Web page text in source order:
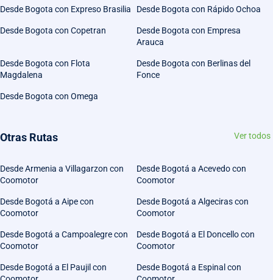
Desde Bogota con Expreso Brasilia Desde Bogota con Rápido Ochoa
Desde Bogota con Copetran
Desde Bogota con Empresa
Arauca
Desde Bogota con Flota
Magdalena
Desde Bogota con Berlinas del
Fonce
Desde Bogota con Omega
Otras Rutas Ver todos
Desde Armenia a Villagarzon con
Coomotor
Desde Bogotá a Acevedo con
Coomotor
Desde Bogotá a Aipe con
Coomotor
Desde Bogotá a Algeciras con
Coomotor
Desde Bogotá a Campoalegre con
Coomotor
Desde Bogotá a El Doncello con
Coomotor
Desde Bogotá a El Paujil con
Desde Bogotá a Espinal con